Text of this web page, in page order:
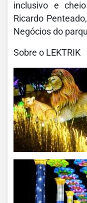
inclusivo e
Ricardo
Negócios do
Sobre o LEKTRIK